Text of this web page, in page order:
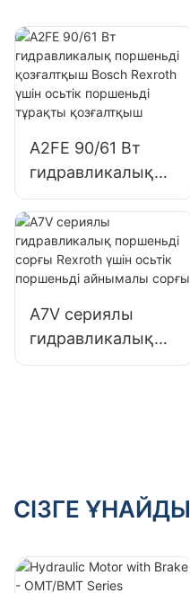
A2FE 90/61 Вт
гидравликалық
поршеньді
қозғалтқыш Bosch
Rexroth үшін
осьтік поршеньді
қозғалтқыш
A7V сериялы
гидравликалық
поршеньді сорғы
СІЗГЕ ҰНАЙДЫ